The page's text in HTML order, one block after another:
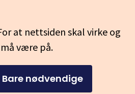
at nettsiden skal virke og
være på.
Bare nødvendige